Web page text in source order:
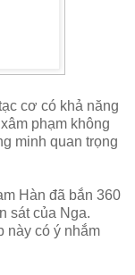
cơ có khả năng
phạm không
minh quan trọng
Hàn đã bắn 360
sát của Nga.
này có ý nhắm